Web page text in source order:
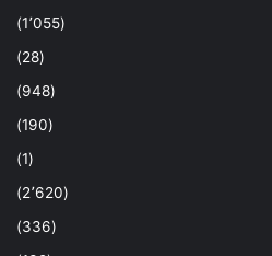
(1٬055)
(28)
(948)
(190)
(1)
(2٬620)
(336)